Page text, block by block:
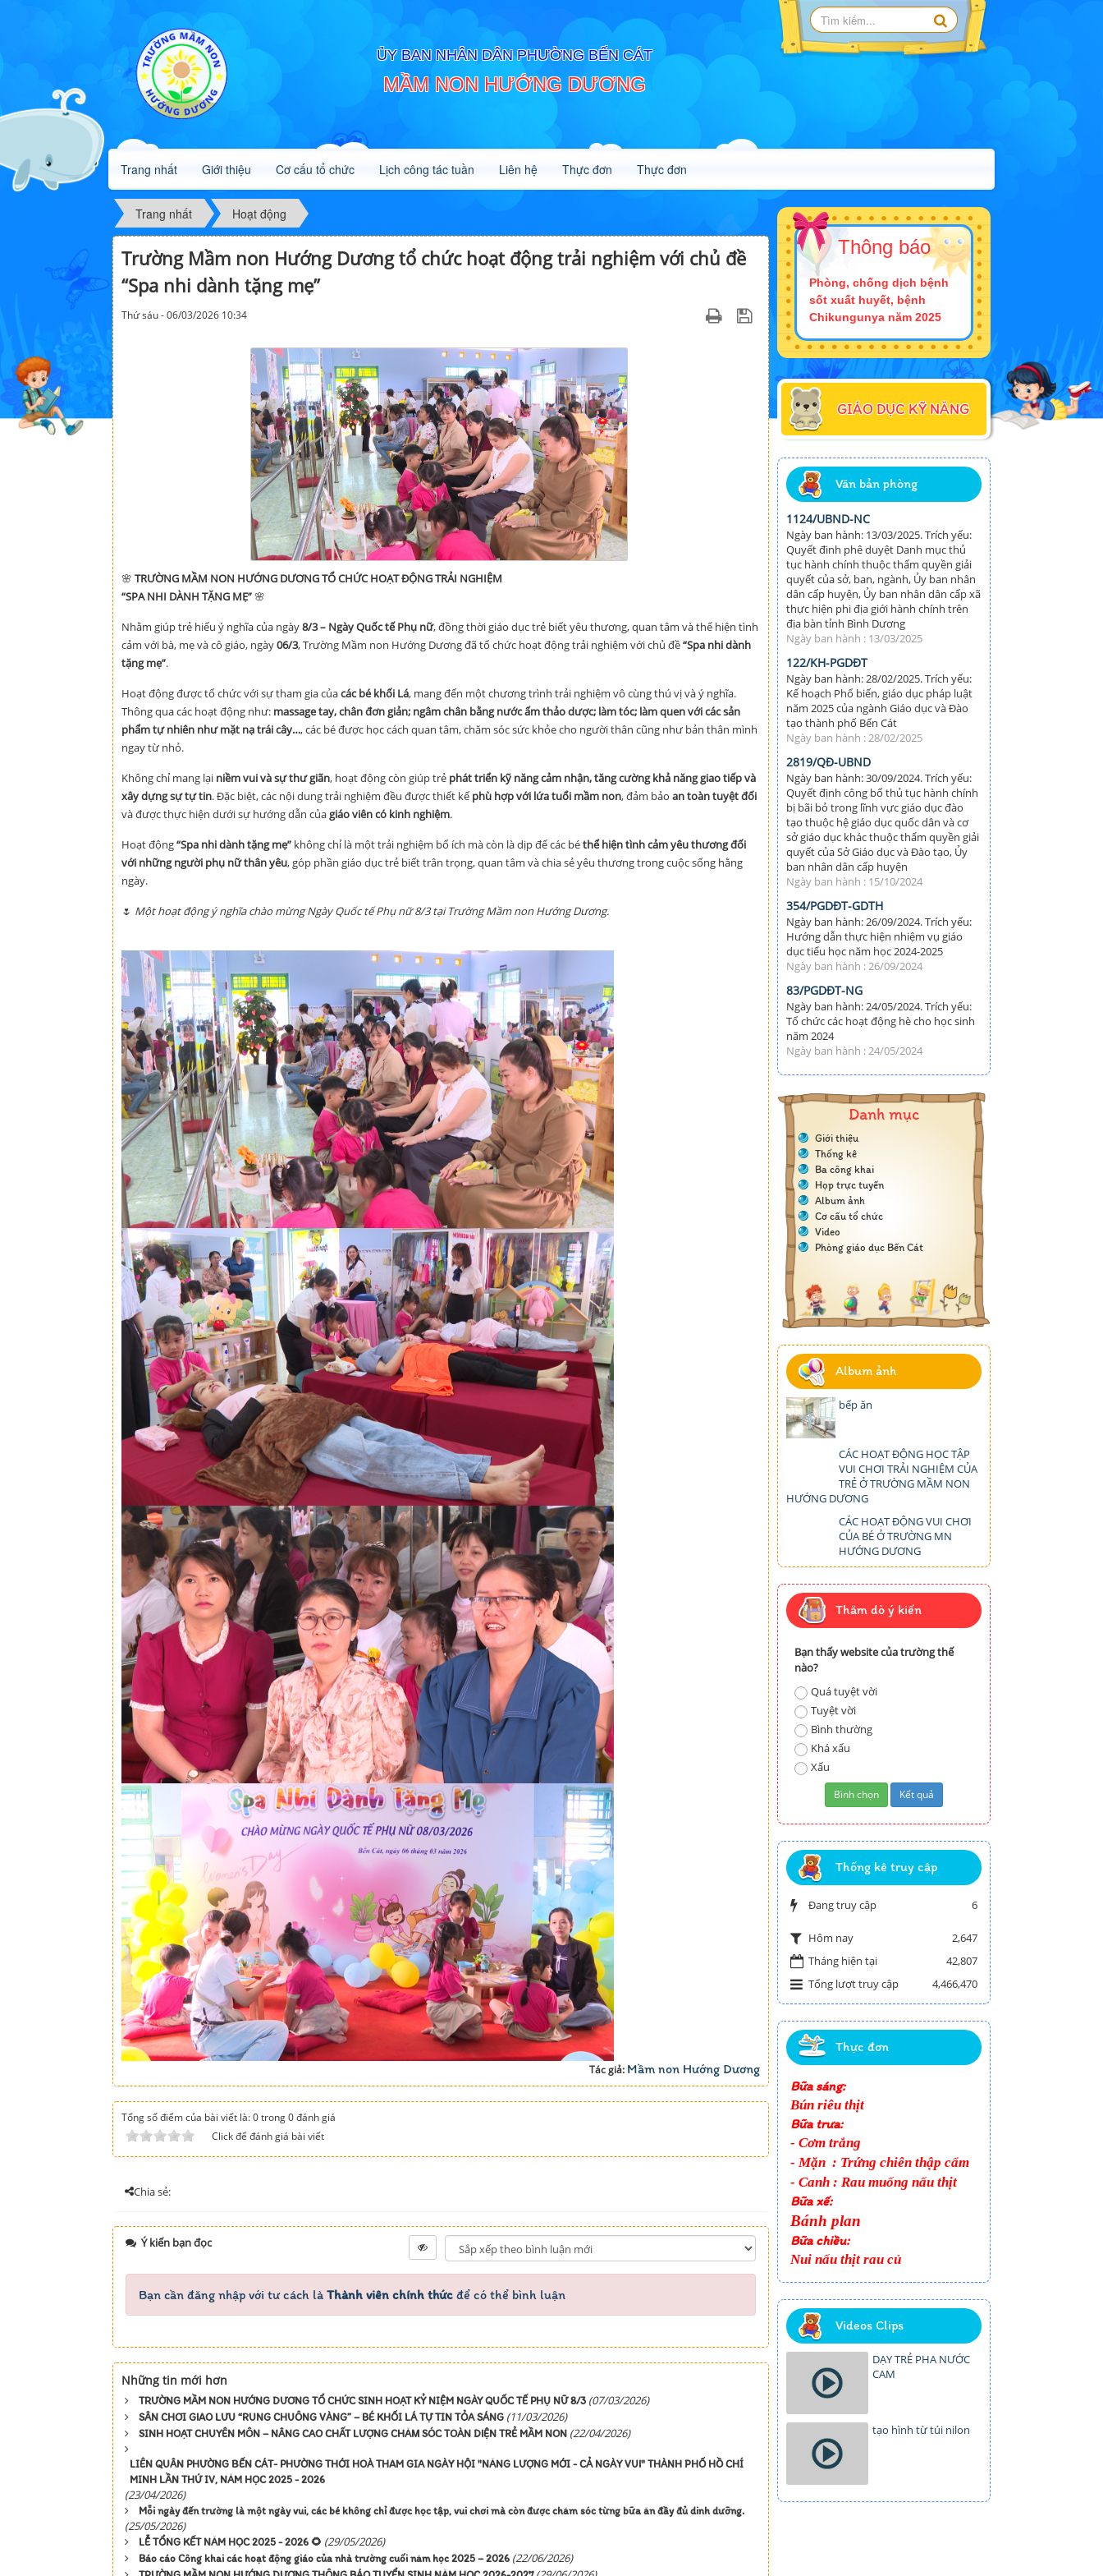
ỦY BAN NHÂN DÂN PHƯỜNG BẾN CÁT
MẦM NON HƯỚNG DƯƠNG
Trang nhất Giới thiệu Cơ cấu tổ chức Lịch công tác tuần Liên hệ Thực đơn Thực đơn
Trang nhất Hoạt động
Trường Mầm non Hướng Dương tổ chức hoạt động trải nghiệm với chủ đề
“Spa nhi dành tặng mẹ”
Thứ sáu - 06/03/2026 10:34
🌸 TRƯỜNG MẦM NON HƯỚNG DƯƠNG TỔ CHỨC HOẠT ĐỘNG TRẢI NGHIỆM
“SPA NHI DÀNH TẶNG MẸ”🌸
Nhằm giúp trẻ hiểu ý nghĩa của ngày8/3 – Ngày Quốc tế Phụ nữ, đồng thời giáo dục trẻ biết yêu thương, quan tâm và thể hiện tình
cảm với bà, mẹ và cô giáo, ngày06/3, Trường Mầm non Hướng Dương đã tổ chức hoạt động trải nghiệm với chủ đề“Spa nhi dành
tặng mẹ”.
Hoạt động được tổ chức với sự tham gia củacác bé khối Lá, mang đến một chương trình trải nghiệm vô cùng thú vị và ý nghĩa.
Thông qua các hoạt động như: massage tay, chân đơn giản; ngâm chân bằng nước ấm thảo dược; làm tóc; làm quen với các sản
phẩm tự nhiên như mặt nạ trái cây…, các bé được học cách quan tâm, chăm sóc sức khỏe cho người thân cũng như bản thân mình
ngay từ nhỏ.
Không chỉ mang lại niềm vui và sự thư giãn, hoạt động còn giúp trẻ phát triển kỹ năng cảm nhận, tăng cường khả năng giao tiếp và
xây dựng sự tự tin. Đặc biệt, các nội dung trải nghiệm đều được thiết kế phù hợp với lứa tuổi mầm non, đảm bảo an toàn tuyệt đối
và được thực hiện dưới sự hướng dẫn củagiáo viên có kinh nghiệm.
Hoạt động“Spa nhi dành tặng mẹ” không chỉ là một trải nghiệm bổ ích mà còn là dịp để các béthể hiện tình cảm yêu thương đối
với những người phụ nữ thân yêu, góp phần giáo dục trẻ biết trân trọng, quan tâm và chia sẻ yêu thương trong cuộc sống hằng
ngày.
🌷 Một hoạt động ý nghĩa chào mừng Ngày Quốc tế Phụ nữ 8/3 tại Trường Mầm non Hướng Dương.
Tác giả: Mầm non Hướng Dương
Tổng số điểm của bài viết là: 0 trong 0 đánh giá
Click để đánh giá bài viết
Chia sẻ:
Ý kiến bạn đọc
Bạn cần đăng nhập với tư cách là Thành viên chính thức để có thể bình luận
Những tin mới hơn
TRƯỜNG MẦM NON HƯỚNG DƯƠNG TỔ CHỨC SINH HOẠT KỶ NIỆM NGÀY QUỐC TẾ PHỤ NỮ 8/3 (07/03/2026)
SÂN CHƠI GIAO LƯU “RUNG CHUÔNG VÀNG” – BÉ KHỐI LÁ TỰ TIN TỎA SÁNG (11/03/2026)
SINH HOẠT CHUYÊN MÔN – NÂNG CAO CHẤT LƯỢNG CHĂM SÓC TOÀN DIỆN TRẺ MẦM NON (22/04/2026)
LIÊN QUÂN PHƯỜNG BẾN CÁT- PHƯỜNG THỚI HOÀ THAM GIA NGÀY HỘI "NĂNG LƯỢNG MỚI - CẢ NGÀY VUI" THÀNH PHỐ HỒ CHÍ
MINH LẦN THỨ IV, NĂM HỌC 2025 - 2026
(23/04/2026)
Mỗi ngày đến trường là một ngày vui, các bé không chỉ được học tập, vui chơi mà còn được chăm sóc từng bữa ăn đầy đủ dinh dưỡng.
(25/05/2026)
LỄ TỔNG KẾT NĂM HỌC 2025 - 2026 🌻 (29/05/2026)
Báo cáo Công khai các hoạt động giáo của nhà trường cuối năm học 2025 – 2026 (22/06/2026)
Thông báo
Phòng, chống dịch bệnh
sốt xuất huyết, bệnh
Chikungunya năm 2025
GIÁO DỤC KỸ NĂNG
Văn bản phòng
1124/UBND-NC
Ngày ban hành: 13/03/2025. Trích yếu:
Quyết đinh phê duyệt Danh mục thủ
tục hành chính thuộc thẩm quyền giải
quyết của sở, ban, ngành, Ủy ban nhân
dân cấp huyện, Ủy ban nhân dân cấp xã
thực hiện phi địa giới hành chính trên
địa bàn tỉnh Bình Dương
Ngày ban hành : 13/03/2025
122/KH-PGDĐT
Ngày ban hành: 28/02/2025. Trích yếu:
Kế hoạch Phổ biến, giáo dục pháp luật
năm 2025 của ngành Giáo dục và Đào
tạo thành phố Bến Cát
Ngày ban hành : 28/02/2025
2819/QĐ-UBND
Ngày ban hành: 30/09/2024. Trích yếu:
Quyết định công bố thủ tục hành chính
bị bãi bỏ trong lĩnh vực giáo dục đào
tạo thuộc hệ giáo dục quốc dân và cơ
sở giáo dục khác thuộc thẩm quyền giải
quyết của Sở Giáo dục và Đào tạo, Ủy
ban nhân dân cấp huyện
Ngày ban hành : 15/10/2024
354/PGDĐT-GDTH
Ngày ban hành: 26/09/2024. Trích yếu:
Hướng dẫn thực hiện nhiệm vụ giáo
dục tiểu học năm học 2024-2025
Ngày ban hành : 26/09/2024
83/PGDĐT-NG
Ngày ban hành: 24/05/2024. Trích yếu:
Tổ chức các hoạt động hè cho học sinh
năm 2024
Ngày ban hành : 24/05/2024
Danh mục
Giới thiệu
Thống kê
Ba công khai
Họp trực tuyến
Album ảnh
Cơ cấu tổ chức
Video
Phòng giáo dục Bến Cát
Album ảnh
bếp ăn
CÁC HOẠT ĐỘNG HỌC TẬP
VUI CHƠI TRẢI NGHIỆM CỦA
TRẺ Ở TRƯỜNG MẦM NON
HƯỚNG DƯƠNG
CÁC HOẠT ĐỘNG VUI CHƠI
CỦA BÉ Ở TRƯỜNG MN
HƯỚNG DƯƠNG
Thăm dò ý kiến
Bạn thấy website của trường thế
nào?
Quá tuyệt vời
Tuyệt vời
Bình thường
Khá xấu
Xấu
Thống kê truy cập
Đang truy cập 6
Hôm nay
2,647
Tháng hiện tại
42,807
Tổng lượt truy cập
4,466,470
Thực đơn
Bữa sáng:
Bún riêu thịt
Bữa trưa:
- Cơm trắng
- Mặn : Trứng chiên thập cẩm
- Canh : Rau muống nấu thịt
Bữa xế:
Bánh plan
Bữa chiều:
Nui nấu thịt rau củ
Videos Clips
DẠY TRẺ PHA NƯỚC
CAM
tạo hình từ túi nilon